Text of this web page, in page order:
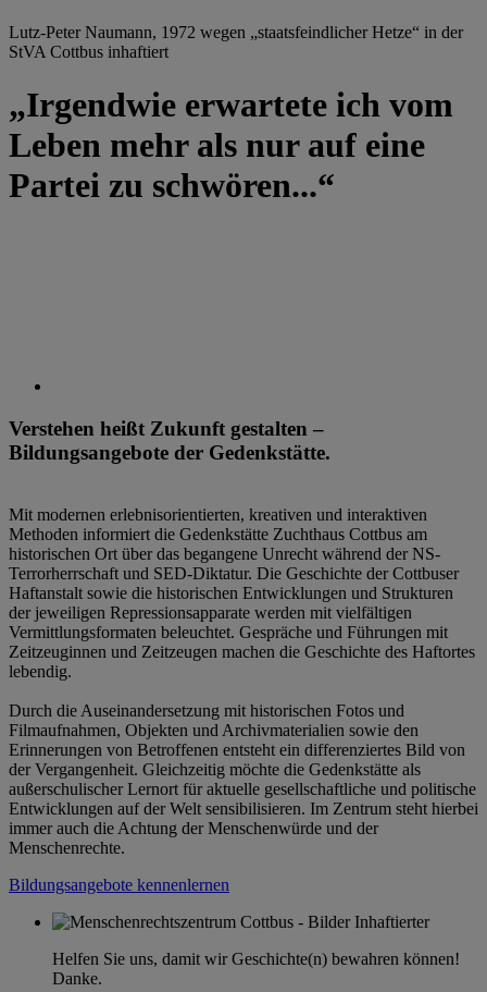
Lutz-Peter Naumann, 1972 wegen „staatsfeindlicher Hetze“ in der
StVA Cottbus inhaftiert
„Irgendwie erwartete ich vom
Leben mehr als nur auf eine
Partei zu schwören...“
Verstehen heißt Zukunft gestalten –
Bildungsangebote der Gedenkstätte.
Mit modernen erlebnisorientierten, kreativen und interaktiven
Methoden informiert die Gedenkstätte Zuchthaus Cottbus am
historischen Ort über das begangene Unrecht während der NS-
Terrorherrschaft und SED-Diktatur. Die Geschichte der Cottbuser
Haftanstalt sowie die historischen Entwicklungen und Strukturen
der jeweiligen Repressionsapparate werden mit vielfältigen
Vermittlungsformaten beleuchtet. Gespräche und Führungen mit
Zeitzeuginnen und Zeitzeugen machen die Geschichte des Haftortes
lebendig.
Durch die Auseinandersetzung mit historischen Fotos und
Filmaufnahmen, Objekten und Archivmaterialien sowie den
Erinnerungen von Betroffenen entsteht ein differenziertes Bild von
der Vergangenheit. Gleichzeitig möchte die Gedenkstätte als
außerschulischer Lernort für aktuelle gesellschaftliche und politische
Entwicklungen auf der Welt sensibilisieren. Im Zentrum steht hierbei
immer auch die Achtung der Menschenwürde und der
Menschenrechte.
Bildungsangebote kennenlernen
Helfen Sie uns, damit wir Geschichte(n) bewahren können!
Danke.